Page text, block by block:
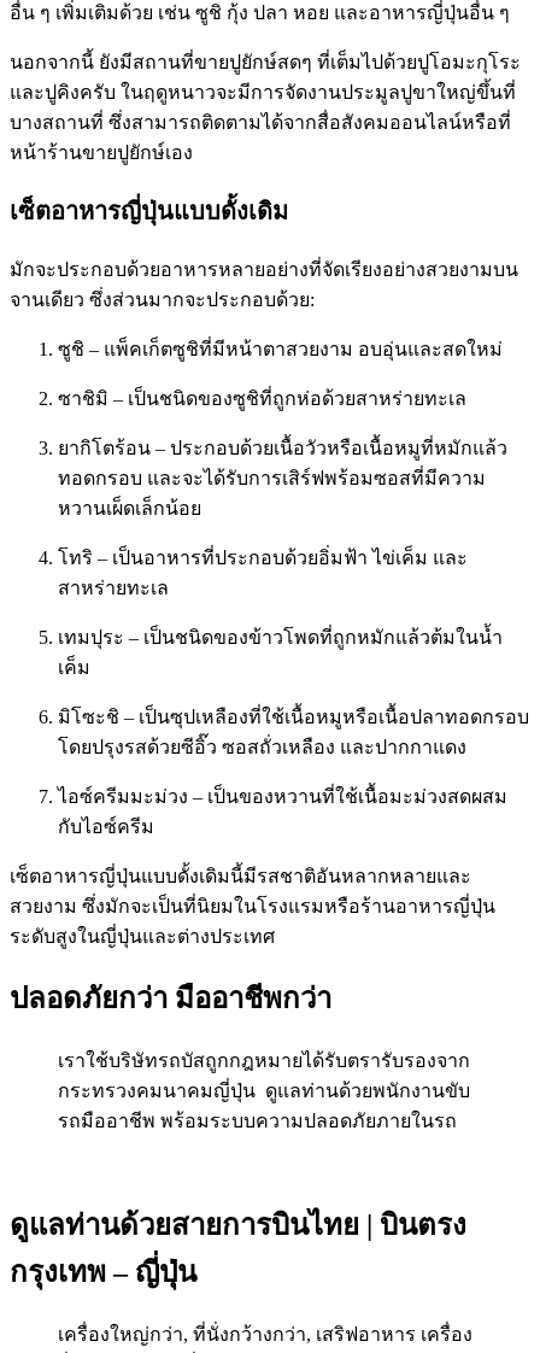
อื่น ๆ เพิ่มเติมด้วย เช่น ซูชิ กุ้ง ปลา หอย และอาหารญี่ปุ่นอื่น ๆ
นอกจากนี้ ยังมีสถานที่ขายปูยักษ์สดๆ ที่เต็มไปด้วยปูโอมะกุโระ
และปูคิงครับ ในฤดูหนาวจะมีการจัดงานประมูลปูขาใหญ่ขึ้นที่
บางสถานที่ ซึ่งสามารถติดตามได้จากสื่อสังคมออนไลน์หรือที่
หน้าร้านขายปูยักษ์เอง
เซ็ตอาหารญี่ปุ่นแบบดั้งเดิม
มักจะประกอบด้วยอาหารหลายอย่างที่จัดเรียงอย่างสวยงามบน
จานเดียว ซึ่งส่วนมากจะประกอบด้วย:
ซูชิ – แพ็คเก็ตซูชิที่มีหน้าตาสวยงาม อบอุ่นและสดใหม่
ซาชิมิ – เป็นชนิดของซูชิที่ถูกห่อด้วยสาหร่ายทะเล
ยากิโตร้อน – ประกอบด้วยเนื้อวัวหรือเนื้อหมูที่หมักแล้ว
ทอดกรอบ และจะได้รับการเสิร์ฟพร้อมซอสที่มีความ
หวานเผ็ดเล็กน้อย
โทริ – เป็นอาหารที่ประกอบด้วยอิ่มฟ้า ไข่เค็ม และ
สาหร่ายทะเล
เทมปุระ – เป็นชนิดของข้าวโพดที่ถูกหมักแล้วต้มในน้ำ
เค็ม
มิโซะชิ – เป็นซุปเหลืองที่ใช้เนื้อหมูหรือเนื้อปลาทอดกรอบ
โดยปรุงรสด้วยซีอิ๊ว ซอสถั่วเหลือง และปากกาแดง
ไอซ์ครีมมะม่วง – เป็นของหวานที่ใช้เนื้อมะม่วงสดผสม
กับไอซ์ครีม
เซ็ตอาหารญี่ปุ่นแบบดั้งเดิมนี้มีรสชาติอันหลากหลายและ
สวยงาม ซึ่งมักจะเป็นที่นิยมในโรงแรมหรือร้านอาหารญี่ปุ่น
ระดับสูงในญี่ปุ่นและต่างประเทศ
ปลอดภัยกว่า มืออาชีพกว่า
เราใช้บริษัทรถบัสถูกกฎหมายได้รับตรารับรองจาก
กระทรวงคมนาคมญี่ปุ่น ดูแลท่านด้วยพนักงานขับ
รถมืออาชีพ พร้อมระบบความปลอดภัยภายในรถ
ดูแลท่านด้วยสายการบินไทย | บินตรง
กรุงเทพ – ญี่ปุ่น
เครื่องใหญ่กว่า, ที่นั่งกว้างกว่า, เสริฟอาหาร เครื่อง